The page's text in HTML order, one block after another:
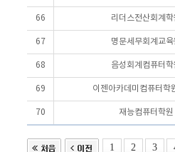
66 리더스전산회계학
67 명문세무회계교육
68 음성회계컴퓨터학
69 이젠아카데미컴퓨터학
70 재능컴퓨터학원
1 2 3